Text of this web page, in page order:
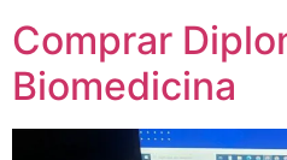
Comprar
Biomedicina